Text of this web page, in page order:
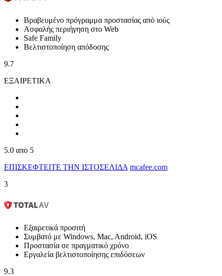
Βραβευμένο πρόγραμμα προστασίας από ιούς
Ασφαλής περιήγηση στο Web
Safe Family
Βελτιστοποίηση απόδοσης
9.7
ΕΞΑΙΡΕΤΙΚΑ
5.0 απο 5
ΕΠΙΣΚΕΦΤΕΙΤΕ ΤΗΝ ΙΣΤΟΣΕΛΙΔΑ mcafee.com
3
Εξαιρετικά προσιτή
Συμβατό με Windows, Mac, Android, iOS
Προστασία σε πραγματικό χρόνο
Εργαλεία βελτιστοποίησης επιδόσεων
9.3